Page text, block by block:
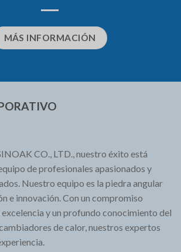
MÁS INFORMACIÓN
CO., LTD., nuestro éxito está
de profesionales apasionados y
Nuestro equipo es la piedra angular
e innovación. Con un compromiso
y un profundo conocimiento del
de calor, nuestros expertos